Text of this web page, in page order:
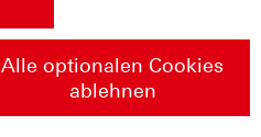
Alle optionalen Cookies
ablehnen